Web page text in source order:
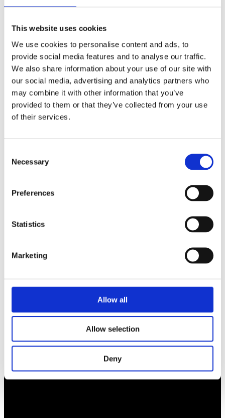
This website uses cookies
We use cookies to personalise content and ads, to
provide social media features and to analyse our traffic.
We also share information about your use of our site with
our social media, advertising and analytics partners who
may combine it with other information that you’ve
provided to them or that they’ve collected from your use
of their services.
Selection
Necessary
Preferences
Statistics
Marketing
Allow all
Allow selection
Deny
Vaktgatan 17bv
020-760 761 (ank. 2)
info@ff.se
Ett medlemskap späckat med småföretagaranpassade
medlemstjänster och förmåner. Din egen
mycket mer. Vi fokuserar på soloföretagare och små
företag med företagaren i fokus. Vi är själva
Förmåner
Försäkringar
Rådgivning
Tips
Nyheter
Om oss